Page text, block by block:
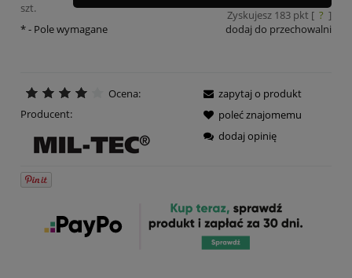
szt. Zyskujesz 183pkt [ ? ]
dodaj do przechowalni
*- Pole wymagane
Ocena:
Producent:
zapytaj o produkt
poleć znajomemu
dodaj opinię